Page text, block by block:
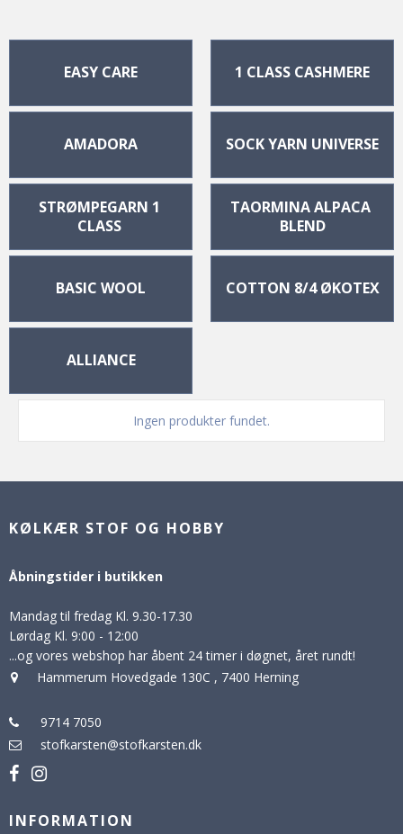
EASY CARE 1 CLASS CASHMERE
AMADORA SOCK YARN UNIVERSE
STRØMPEGARN 1
CLASS
TAORMINA ALPACA
BLEND
BASIC WOOL COTTON 8/4 ØKOTEX
ALLIANCE
Ingen produkter fundet.
KØLKÆR STOF OG HOBBY
Åbningstider i butikken
Mandag til fredag Kl. 9.30-17.30
Lørdag Kl. 9:00 - 12:00
...og vores webshop har åbent 24 timer i døgnet, året rundt!
Hammerum Hovedgade 130C , 7400 Herning
9714 7050
stofkarsten@stofkarsten.dk
INFORMATION